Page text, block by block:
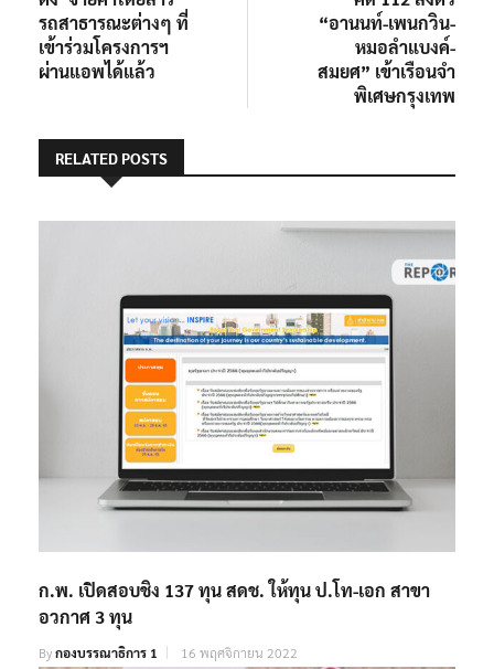
รถสาธารณะต่างๆ ที่
เข้าร่วมโครงการฯ
ผ่านแอพได้แล้ว
“อานนท์-เพนกวิน-
หมอลำแบงค์-
สมยศ” เข้าเรือนจำ
พิเศษกรุงเทพ
RELATED POSTS
ก.พ. เปิดสอบชิง 137 ทุน สดช. ให้ทุน ป.โท-เอก สาขา
อวกาศ 3 ทุน
Byกองบรรณาธิการ 1 16 พฤศจิกายน 2022